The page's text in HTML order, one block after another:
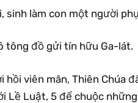
sinh làm con một người
tông đồ gửi tín hữu Ga-lát.
viên mãn, Thiên Chúa
Lề Luật, 5 để chuộc